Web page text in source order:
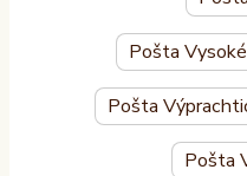
Pošta
Pošta
Pošta